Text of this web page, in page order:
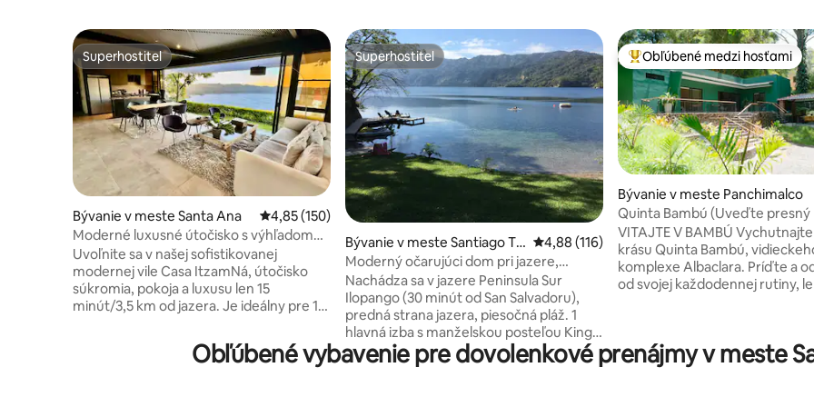
Superhostiteľ
Superhostiteľ
Bývanie v meste Santa Ana Priemerné ohodnotenie 4,85 z 5, počet hodnotení: 150
4,85 (150)
Moderné luxusné útočisko s výhľadom
na jazero Coatepeque
Uvoľnite sa v našej sofistikovanej
modernej vile Casa ItzamNá, útočisko
súkromia, pokoja a luxusu len 15
minút/3,5 km od jazera. Je ideálny pre 12
výhľadom na jazero, priestrannými
interiérmi a luxusným vybavením.
Superhostiteľ
Superhostiteľ
Bývanie v meste Santiago Te
xacuangos
Priemerné ohodnotenie 4,88 z 5, počet
4,88 (116)
Moderný očarujúci dom pri jazere,
Ilopango Sur
Nachádza sa v jazere Peninsula Sur
Ilopango (30 minút od San Salvadoru),
predná strana jazera, piesočná pláž. 1
hlavná izba s manželskou posteľou King,
2 izby s 1 manželskou posteľou Queen a
prístelkami a obývacia izba s rozkladacou
Najobľúbenejšie medzi hosťami
Obľúbené medzi hosťami
Bývanie v meste Panchimalco
Quinta Bambú (Uveďte
osôb)
VITAJTE V BAMBÚ
krásu Quinta Bambú,
komplexe Albaclara. Príďte a
od svojej každodennej rutiny,
Bambú je krásna, plne
pre štyroch ľudí s dvoma
Obľúbené vybavenie pre dovolenkové prenájmy v meste